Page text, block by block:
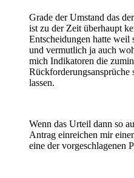
Grade der Umstand das
ist zu der Zeit überhaupt
Entscheidungen hatte
und vermutlich ja auch
mich Indikatoren die
Rückforderungsansprüche
lassen.
Wenn das Urteil dann so
Antrag einreichen mir
eine der vorgeschlagenen